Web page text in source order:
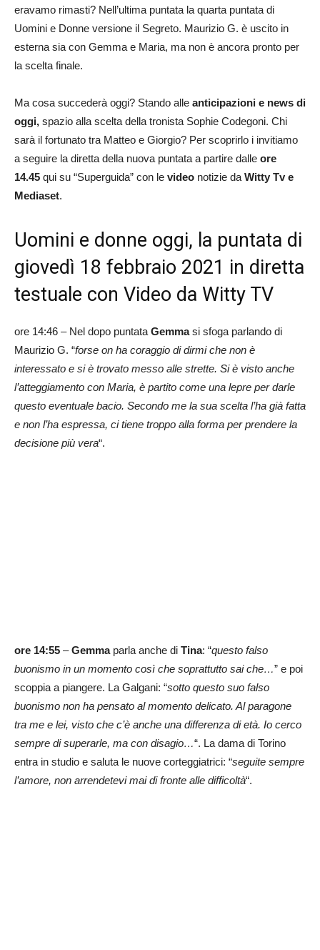
eravamo rimasti? Nell’ultima puntata la quarta puntata di
Uomini e Donne versione il Segreto. Maurizio G. è uscito in
esterna sia con Gemma e Maria, ma non è ancora pronto per
la scelta finale.
Ma cosa succederà oggi? Stando alle anticipazioni e news di
oggi, spazio alla scelta della tronista Sophie Codegoni. Chi
sarà il fortunato tra Matteo e Giorgio? Per scoprirlo i invitiamo
a seguire la diretta della nuova puntata a partire dalle ore
14.45 qui su “Superguida” con le video notizie da Witty Tv e
Mediaset.
Uomini e donne oggi, la puntata di
giovedì 18 febbraio 2021 in diretta
testuale con Video da Witty TV
ore 14:46 – Nel dopo puntata Gemmasi sfoga parlando di
Maurizio G. “forse on ha coraggio di dirmi che non è
interessato e si è trovato messo alle strette. Si è visto anche
l’atteggiamento con Maria, è partito come una lepre per darle
questo eventuale bacio. Secondo me la sua scelta l’ha già fatta
e non l’ha espressa, ci tiene troppo alla forma per prendere la
decisione più vera“.
ore 14:55 –Gemmaparla anche di Tina: “questo falso
buonismo in un momento così che soprattutto sai che…” e poi
scoppia a piangere. La Galgani: “sotto questo suo falso
buonismo non ha pensato al momento delicato. Al paragone
tra me e lei, visto che c’è anche una differenza di età. Io cerco
sempre di superarle, ma con disagio…“. La dama di Torino
entra in studio e saluta le nuove corteggiatrici: “seguite sempre
l’amore, non arrendetevi mai di fronte alle difficoltà“.